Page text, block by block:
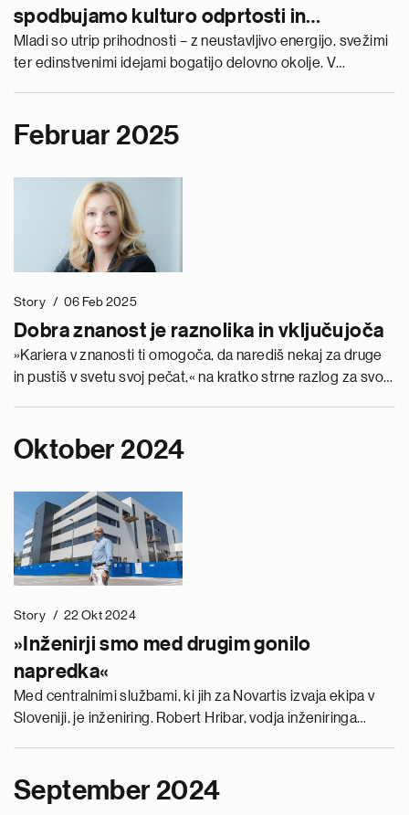
spodbujamo kulturo odprtosti in
sodelovanja
Mladi so utrip prihodnosti – z neustavljivo energijo, svežimi
ter edinstvenimi idejami bogatijo delovno okolje. V
Mičunović, članica Novartisovega svetovalnega odbora
sooblikovanje njihovega delovnega okolja, podjetju pa
zagotavlja pomembne vpoglede in nove rešitve, s čimer
postavlja temelje za prihodnost, ki presega običajno.
Februar 2025
Story 06 Feb 2025
Dobra znanost je raznolika in vključujoča
»Kariera v znanosti ti omogoča, da narediš nekaj za druge
in pustiš v svetu svoj pečat,« na kratko strne razlog za svojo
v Sloveniji. Ponosna je na to, da ji je ob zahtevnem iskanju
podjetju spodbuja tudi sodelavke. Sogovornica meni, da za
dobro znanost, prodorne inovacije in najboljše možne
rezultate za paciente potrebujemo raznolike time.
Oktober 2024
Story 22 Okt 2024
»Inženirji smo med drugim gonilo
napredka«
Med centralnimi službami, ki jih za Novartis izvaja ekipa v
Sloveniji, je inženiring. Robert Hribar, vodja inženiringa
Indiji, pravi, da ima podjetje zdaj odprtih veliko investicij in
projektov, ki jih upravljajo predani in tehnološko podkovani
September 2024